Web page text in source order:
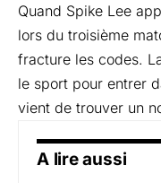
Quand Spike Lee
lors du troisième
fracture les codes.
le sport pour entrer
vient de trouver un
A lire aussi